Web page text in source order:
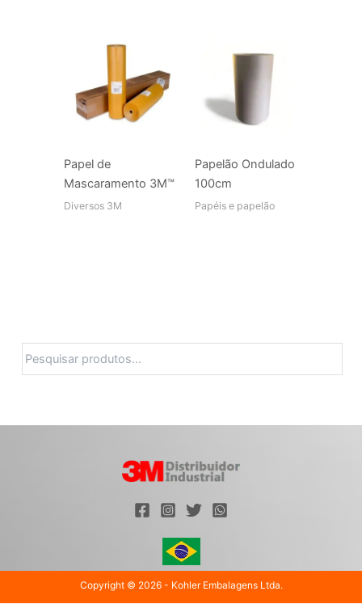
Papel de
Mascaramento 3M™
Diversos 3M
Papelão Ondulado
100cm
Papéis e papelão
Copyright © 2026 - Kohler Embalagens Ltda.